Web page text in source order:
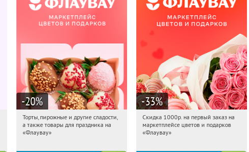
-20%
10:40:57 Получили:
Россия
Торты, пирожные и другие сладости,
а также товары для праздника на
«Флаувау»
-33%
10:40:57 Получили:
Россия
Скидка 1000р. на первый заказ на
маркетплейсе цветов и подарков
«Флаувау»